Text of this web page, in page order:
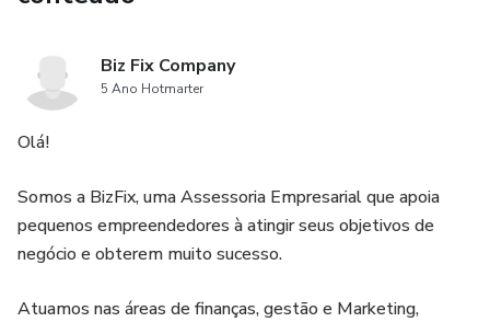
- Template de Metas SMART pronto para usar.
Não perca a oportunidade de aprender à fazer o seu
Biz Fix Company
5 Ano Hotmarter
Olá!
Somos a BizFix, uma Assessoria Empresarial que apoia
pequenos empreendedores à atingir seus objetivos de
negócio e obterem muito sucesso.
Atuamos nas áreas de finanças, gestão e Marketing,